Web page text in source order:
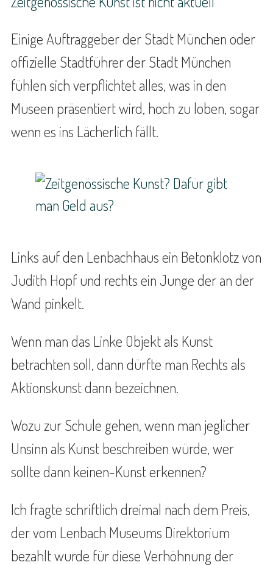
Einige Auftraggeber der Stadt München oder
offizielle Stadtführer der Stadt München
fühlen sich verpflichtet alles, was in den
Museen präsentiert wird, hoch zu loben, sogar
wenn es ins Lächerlich fällt.
Links auf den Lenbachhaus ein Betonklotz von
Judith Hopf und rechts ein Junge der an der
Wand pinkelt.
Wenn man das Linke Objekt als Kunst
betrachten soll, dann dürfte man Rechts als
Aktionskunst dann bezeichnen.
Wozu zur Schule gehen, wenn man jeglicher
Unsinn als Kunst beschreiben würde, wer
sollte dann keinen-Kunst erkennen?
Ich fragte schriftlich dreimal nach dem Preis,
der vom Lenbach Museums Direktorium
bezahlt wurde für diese Verhöhnung der